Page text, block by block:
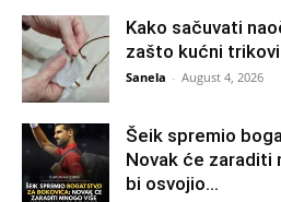
Kako sačuvati
zašto kućni
Sanela - August 4, 2026
Šeik spremio
Novak će zaraditi
bi osvojio...